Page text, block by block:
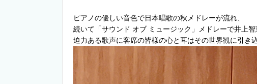
ピアノの優しい音色で日本唱歌の秋メドレーが流れ、
続いて「サウンド オブ ミュージック」メドレーで井上智
迫力ある歌声に客席の皆様の心と耳はその世界観に引き